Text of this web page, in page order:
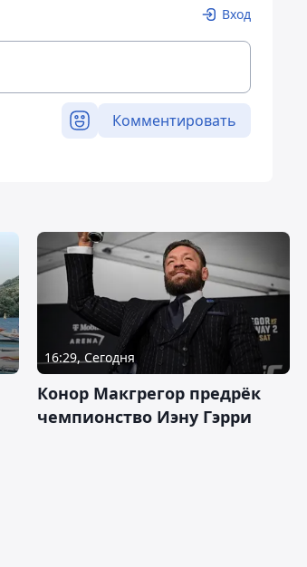
Вход
Комментировать
16:29, Сегодня
Конор Макгрегор предрёк
чемпионство Иэну Гэрри